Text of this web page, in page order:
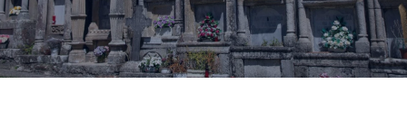
Nosa
Historia
Turismo